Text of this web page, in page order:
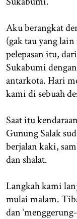
Aku berangkat
(gak tau yang
pelepasan itu,
Sukabumi
antarkota. Hari
kami di sebuah
Saat itu
Gunung Salak
berjalan kaki,
dan shalat.
Langkah kami
mulai malam.
dan